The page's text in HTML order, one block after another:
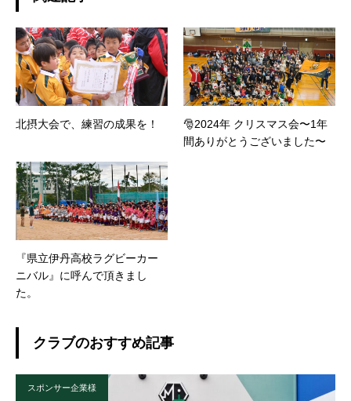
北摂大会で、練習の成果を！
🎅2024年 クリスマス会〜1年
間ありがとうございました〜
『県立伊丹高校ラグビーカー
ニバル』に呼んで頂きまし
た。
クラブのおすすめ記事
スポンサー企業様